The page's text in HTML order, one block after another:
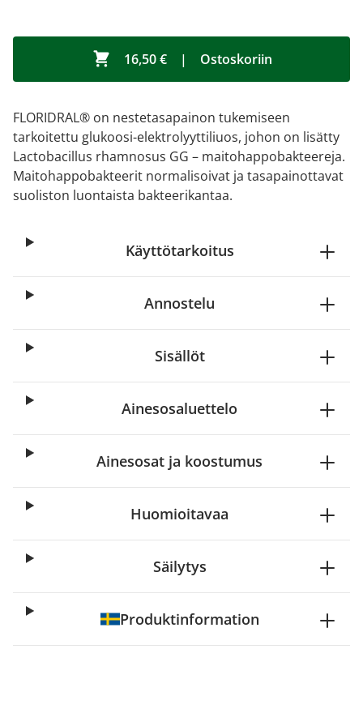
16,50 € | Ostoskoriin
FLORIDRAL® on nestetasapainon tukemiseen
tarkoitettu glukoosi-elektrolyyttiliuos, johon on lisätty
Lactobacillus rhamnosus GG – maitohappobakteereja.
Maitohappobakteerit normalisoivat ja tasapainottavat
suoliston luontaista bakteerikantaa.
Käyttötarkoitus
Annostelu
Sisällöt
Ainesosaluettelo
Ainesosat ja koostumus
Huomioitavaa
Säilytys
Produktinformation